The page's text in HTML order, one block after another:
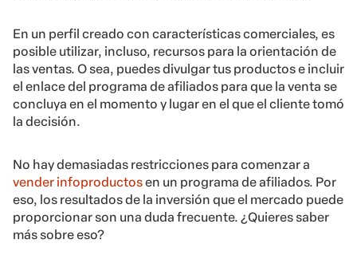
En un perfil creado con características comerciales, es
posible utilizar, incluso, recursos para la orientación de
las ventas. O sea, puedes divulgar tus productos e incluir
el enlace del programa de afiliados para que la venta se
concluya en el momento y lugar en el que el cliente tomó
la decisión.
No hay demasiadas restricciones para comenzar a
vender infoproductosen un programa de afiliados. Por
eso, los resultados de la inversión que el mercado puede
proporcionar son una duda frecuente. ¿Quieres saber
más sobre eso?